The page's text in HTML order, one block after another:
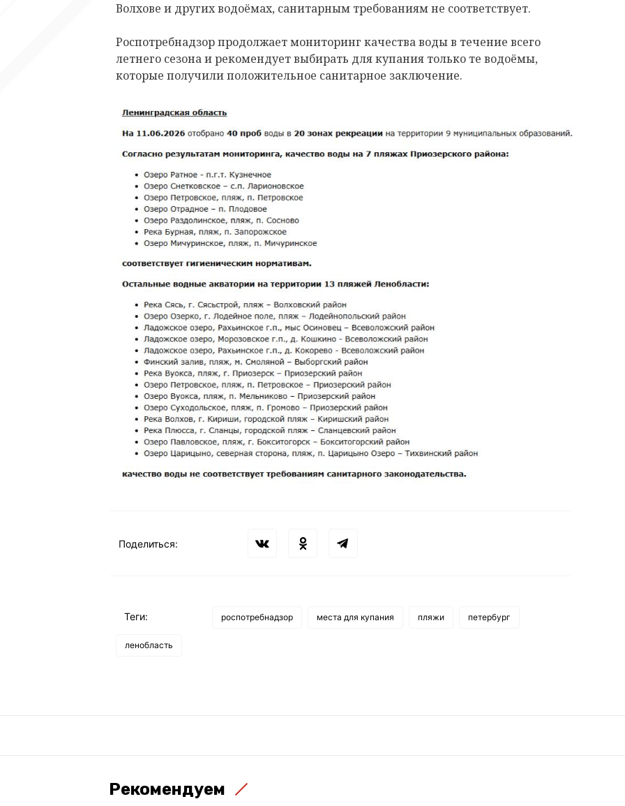
Волхове и других водоёмах, санитарным требованиям не соответствует.
Роспотребнадзор продолжает мониторинг качества воды в течение всего
летнего сезона и рекомендует выбирать для купания только те водоёмы,
которые получили положительное санитарное заключение.
Поделиться:
Теги: роспотребнадзор места для купания пляжи петербург
ленобласть
Рекомендуем